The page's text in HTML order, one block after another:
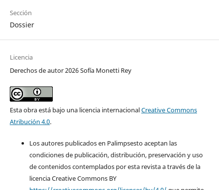
Sección
Dossier
Licencia
Derechos de autor 2026 Sofía Monetti Rey
Esta obra está bajo una licencia internacionalCreative Commons
Atribución 4.0.
Los autores publicados en Palimpsesto aceptan las
condiciones de publicación, distribución, preservación y uso
de contenidos contemplados por esta revista a través de la
licencia Creative Commons BY